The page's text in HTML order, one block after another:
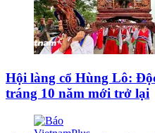
Hội làng cổ Hùng Lô:
tráng 10 năm mới trở lại